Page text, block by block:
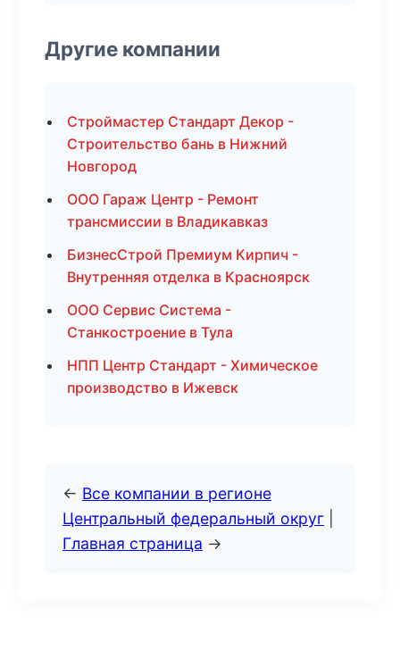
Другие компании
Строймастер Стандарт Декор -
Строительство бань в Нижний
Новгород
ООО Гараж Центр - Ремонт
трансмиссии в Владикавказ
БизнесСтрой Премиум Кирпич -
Внутренняя отделка в Красноярск
ООО Сервис Система -
Станкостроение в Тула
НПП Центр Стандарт - Химическое
производство в Ижевск
← Все компании в регионе
Центральный федеральный округ
Главная страница →